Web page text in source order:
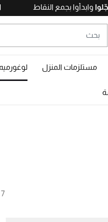
سجّلواوابدأوا بجمع
مستلزمات المنزل لوغورميه
7 من المنتجات